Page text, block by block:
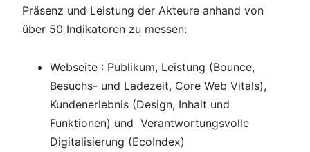
Präsenz und Leistung der Akteure anhand von
über 50 Indikatoren zu messen:
Webseite : Publikum, Leistung (Bounce,
Besuchs- und Ladezeit, Core Web Vitals),
Kundenerlebnis (Design, Inhalt und
Funktionen) und Verantwortungsvolle
Digitalisierung (EcoIndex)